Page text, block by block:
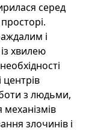
серед
і
хвилею
з людьми,
злочинів і